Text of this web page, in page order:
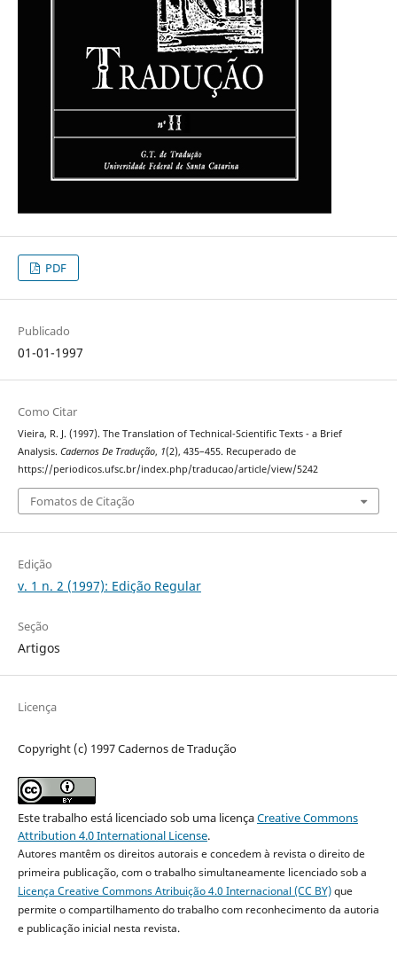
PDF
Publicado
01-01-1997
Como Citar
Vieira, R. J. (1997). The Translation of Technical-Scientific Texts - a Brief
Analysis. Cadernos De Tradução, 1(2), 435–455. Recuperado de
https://periodicos.ufsc.br/index.php/traducao/article/view/5242
Fomatos de Citação
Edição
v. 1 n. 2 (1997): Edição Regular
Seção
Artigos
Licença
Copyright (c) 1997 Cadernos de Tradução
Este trabalho está licenciado sob uma licençaCreative Commons
Attribution 4.0 International License.
Autores mantêm os direitos autorais e concedem à revista o direito de
primeira publicação, com o trabalho simultaneamente licenciado sob a
Licença Creative Commons Atribuição 4.0 Internacional (CC BY)que
permite o compartilhamento do trabalho com reconhecimento da autoria
e publicação inicial nesta revista.